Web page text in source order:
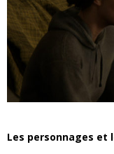
Les personnages et